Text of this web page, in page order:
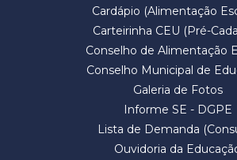
Cardápio (Alimentação
Carteirinha CEU (Pré-
Conselho de Alimentação
Conselho Municipal de
Galeria de Fotos
Informe SE - DGPE
Lista de Demanda
Ouvidoria da